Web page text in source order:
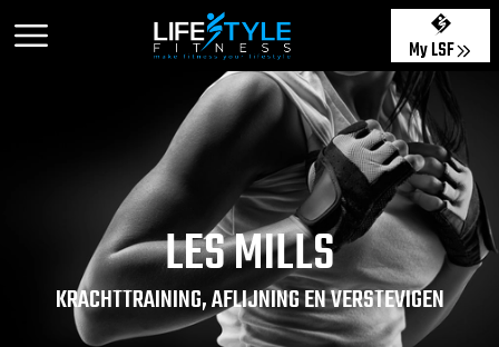
My LSF
LES MILLS
KRACHTTRAINING, AFLIJNING EN VERSTEVIGEN